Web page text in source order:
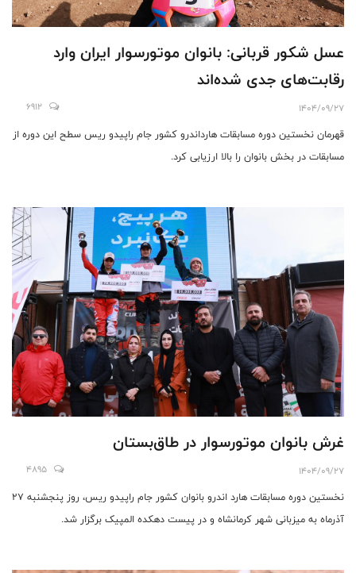
عسل شکور قربانی: بانوان موتورسوار ایران وارد
رقابت‌های جدی شده‌اند
1404/09/27
6912
قهرمان نخستین دوره مسابقات هارداندرو کشور جام راپیدو ریس سطح این دوره از
مسابقات در بخش بانوان را بالا ارزیابی کرد.
غرش بانوان موتورسوار در طاق‌بستان
1404/09/27
4895
نخستین دوره مسابقات هارد اندرو بانوان کشور جام راپیدو ریس، روز پنجشنبه ۲۷
آذرماه به میزبانی شهر کرمانشاه و در پیست دهکده المپیک برگزار شد.